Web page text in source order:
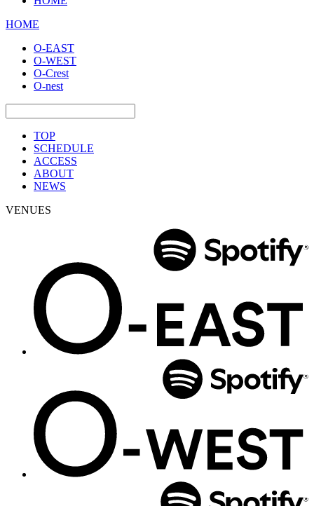
HOME
O-EAST
O-WEST
O-Crest
O-nest
TOP
SCHEDULE
ACCESS
ABOUT
NEWS
VENUES